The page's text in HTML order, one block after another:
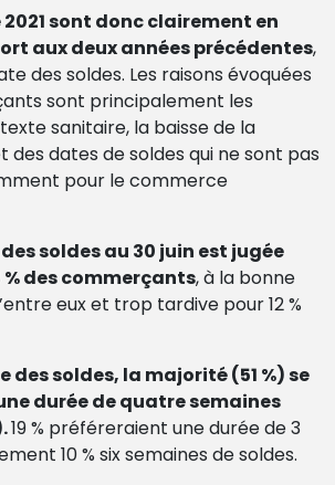
2021 sont donc clairement en
aux deux années précédentes,
des soldes. Les raisons évoquées
sont principalement les
sanitaire, la baisse de la
dates de soldes qui ne sont pas
pour le commerce
soldes au 30 juin est jugée
des commerçants, à la bonne
eux et trop tardive pour 12 %
des soldes, la majorité (51 %) se
durée de quatre semaines
19 % préféreraient une durée de 3
10 % six semaines de soldes.